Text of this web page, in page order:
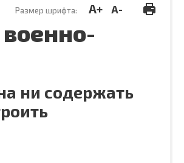
Размер шрифта: A+ A-
ни содержать